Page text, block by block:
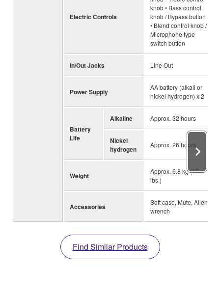
Electric Controls
knob • Bass control
knob / Bypass button
• Blend control knob /
Microphone type
switch button
In/Out Jacks Line Out
Power Supply
AA battery (alkali or
nickel hydrogen) x 2
Battery
Life
Alkaline Approx. 32 hours
Nickel
hydrogen
Approx. 26 hours
Weight
Approx. 6.8 kg (15
lbs.)
Accessories
Soft case, Mute, Allen
wrench
Find Similar Products